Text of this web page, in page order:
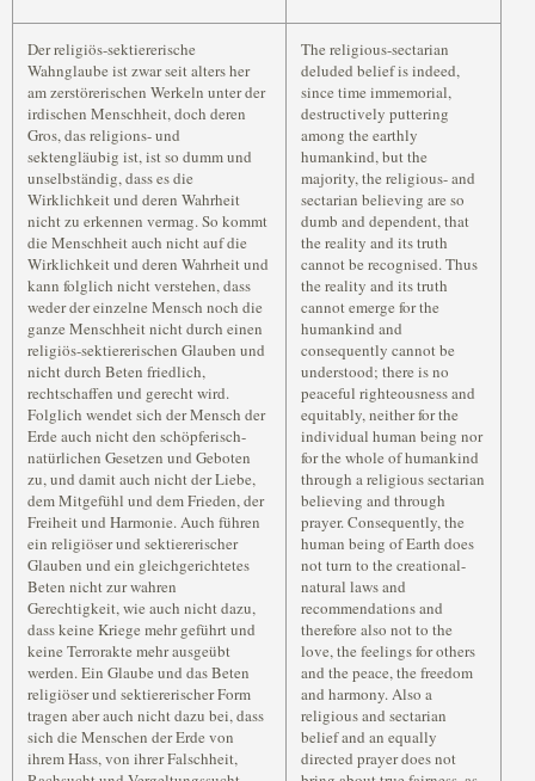
Der religiös-sektiererische
Wahnglaube ist zwar seit alters her
am zerstörerischen Werkeln unter der
irdischen Menschheit, doch deren
Gros, das religions- und
sektengläubig ist, ist so dumm und
unselbständig, dass es die
Wirklichkeit und deren Wahrheit
nicht zu erkennen vermag. So kommt
die Menschheit auch nicht auf die
Wirklichkeit und deren Wahrheit und
kann folglich nicht verstehen, dass
weder der einzelne Mensch noch die
ganze Menschheit nicht durch einen
religiös-sektiererischen Glauben und
nicht durch Beten friedlich,
rechtschaffen und gerecht wird.
Folglich wendet sich der Mensch der
Erde auch nicht den schöpferisch-
natürlichen Gesetzen und Geboten
zu, und damit auch nicht der Liebe,
dem Mitgefühl und dem Frieden, der
Freiheit und Harmonie. Auch führen
ein religiöser und sektiererischer
Glauben und ein gleichgerichtetes
Beten nicht zur wahren
Gerechtigkeit, wie auch nicht dazu,
dass keine Kriege mehr geführt und
keine Terrorakte mehr ausgeübt
werden. Ein Glaube und das Beten
religiöser und sektiererischer Form
tragen aber auch nicht dazu bei, dass
sich die Menschen der Erde von
ihrem Hass, von ihrer Falschheit,
The religious-sectarian
deluded belief is indeed,
since time immemorial,
destructively puttering
among the earthly
humankind, but the
majority, the religious- and
sectarian believing are so
dumb and dependent, that
the reality and its truth
cannot be recognised. Thus
the reality and its truth
cannot emerge for the
humankind and
consequently cannot be
understood; there is no
peaceful righteousness and
equitably, neither for the
individual human being nor
for the whole of humankind
through a religious sectarian
believing and through
prayer. Consequently, the
human being of Earth does
not turn to the creational-
natural laws and
recommendations and
therefore also not to the
love, the feelings for others
and the peace, the freedom
and harmony. Also a
religious and sectarian
belief and an equally
directed prayer does not